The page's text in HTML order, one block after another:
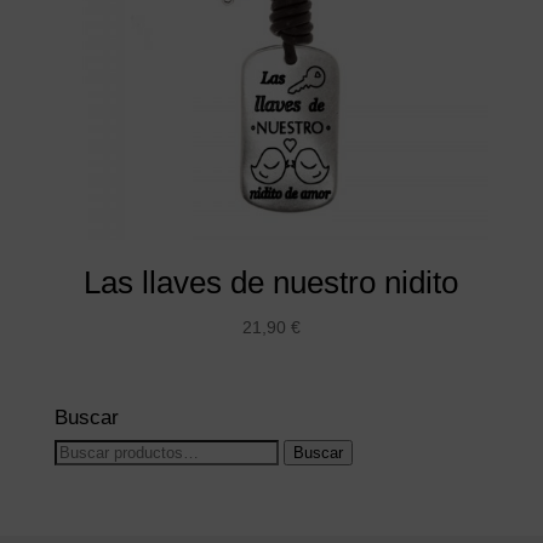
Las llaves de nuestro nidito
21,90 €
Buscar
Buscar
Buscar